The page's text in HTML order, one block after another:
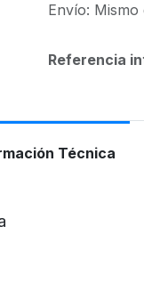
Envío: Mismo
Referencia
Técnica